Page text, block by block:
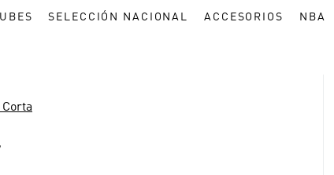
SELECCIÓN NACIONAL ACCESORIOS NBA